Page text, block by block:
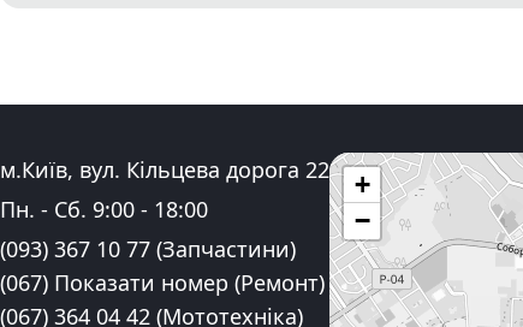
Адреса:
м.Київ, вул. Кільцева дорога 22
Графік роботи:
Пн. - Сб. 9:00 - 18:00
Контактні номера телефону:
(093) 367 10 77 (Запчастини)
(067) Показати номер (Ремонт)
(067) 364 04 42 (Мототехніка)
+
−